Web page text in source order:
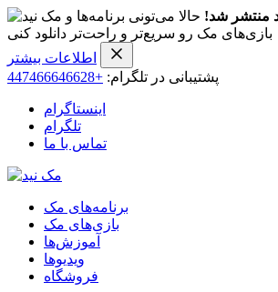
منتشر شد! حالا می‌تونی برنامه‌ها و
بازی‌های مک رو سریع‌تر و راحت‌تر دانلود کنی
اطلاعات بیشتر
پشتیبانی در تلگرام: +447466646628
اینستاگرام
تلگرام
تماس با ما
برنامه‌های مک
بازی‌های مک
آموزش‌ها
ویدیو‌ها
فروشگاه